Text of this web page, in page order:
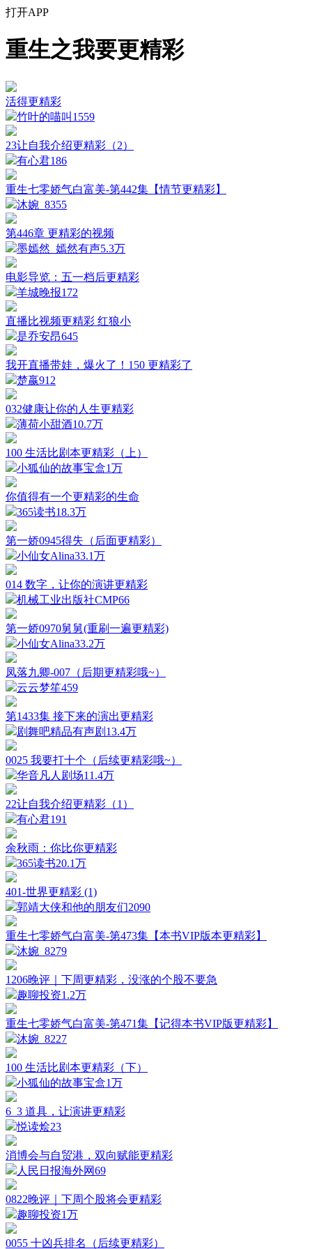
打开APP
重生之我要更精彩
活得更精彩
竹叶的喵叫 1559
23让自我介绍更精彩（2）
有心君186
重生七零娇气白富美-第442集【情节更精彩】
沐婉_ 8355
第446章 更精彩的视频
墨嫣然_嫣然有声5.3万
电影导览：五一档后更精彩
羊城晚报172
直播比视频更精彩 红狼小
是乔安昂645
我开直播带娃，爆火了！150 更精彩了
楚嬴912
032健康让你的人生更精彩
薄荷小甜酒10.7万
100 生活比剧本更精彩（上）
小狐仙的故事宝盒1万
你值得有一个更精彩的生命
365读书18.3万
第一娇0945得失（后面更精彩）
小仙女Alina33.1万
014 数字，让你的演讲更精彩
机械工业出版社CMP66
第一娇0970舅舅(重刷一遍更精彩)
小仙女Alina33.2万
凤落九卿-007（后期更精彩哦~）
云云梦笙459
第1433集 接下来的演出更精彩
剧舞吧精品有声剧 13.4万
0025 我要打十个（后续更精彩哦~）
华音凡人剧场11.4万
22让自我介绍更精彩（1）
有心君191
余秋雨：你比你更精彩
365读书20.1万
401-世界更精彩 (1)
郭靖大侠和他的朋友们2090
重生七零娇气白富美-第473集【本书VIP版本更精彩】
沐婉_ 8279
1206晚评｜下周更精彩，没涨的个股不要急
趣聊投资1.2万
重生七零娇气白富美-第471集【记得本书VIP版更精彩】
沐婉_ 8227
100 生活比剧本更精彩（下）
小狐仙的故事宝盒1万
6_3 道具，让演讲更精彩
悦读烩23
消博会与自贸港，双向赋能更精彩
人民日报海外网69
0822晚评｜下周个股将会更精彩
趣聊投资1万
0055 十凶兵排名（后续更精彩）